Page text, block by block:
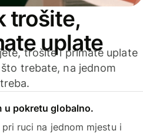
trošite,
uplate
trošite i primate uplate
trebate, na jednom
u pokretu globalno.
ruci na jednom mjestu i